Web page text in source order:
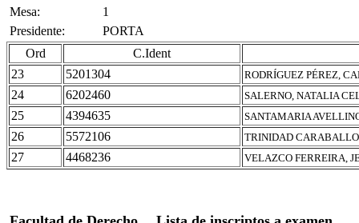
Mesa:
1
Presidente:
PORTA
Ord
C.Ident
23
5201304 RODRÍGUEZ PÉREZ,
24 6202460 SALERNO, NATALIA
25 4394635 SANTAMARIA
26 5572106 TRINIDAD
27 4468236 VELAZCO FERREIRA,